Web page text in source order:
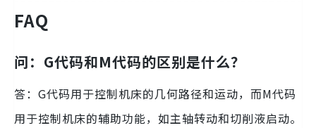
FAQ
问：G代码和M代码的区别是什么？
答：G代码用于控制机床的几何路径和运动，而M代码
用于控制机床的辅助功能，如主轴转动和切削液启动。